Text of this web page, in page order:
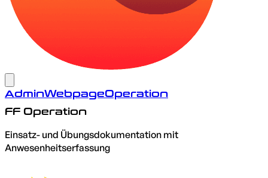
AdminWebpageOperation
FF Operation
Einsatz- und Übungsdokumentation mit
Anwesenheitserfassung